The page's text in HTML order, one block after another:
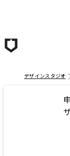
デザインスタジオ